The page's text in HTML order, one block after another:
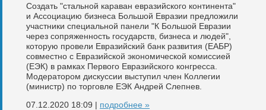
Создать "стальной караван евразийского континента"
и Ассоциацию бизнеса Большой Евразии предложили
участники специальной панели "К Большой Евразии
через сопряженность государств, бизнеса и людей",
которую провели Евразийский банк развития (ЕАБР)
совместно с Евразийской экономической комиссией
(ЕЭК) в рамках Первого Евразийского конгресса.
Модератором дискуссии выступил член Коллегии
(министр) по торговле ЕЭК Андрей Слепнев.
07.12.2020 18:09 | подробнее »